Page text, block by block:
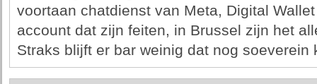
voortaan chatdienst van Meta, Digital
account dat zijn feiten, in Brussel zijn het
Straks blijft er bar weinig dat nog soeverein